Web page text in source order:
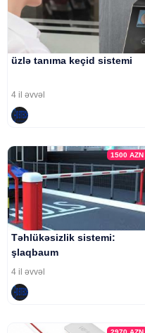
üzlə tanıma keçid sistemi
4 il əvvəl
1500AZN
Təhlükəsizlik sistemi:
şlaqbaum
4 il əvvəl